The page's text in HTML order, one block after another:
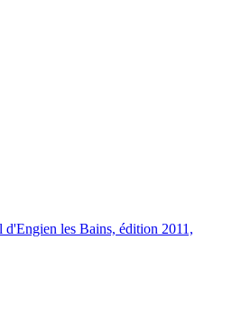
les Bains, édition 2011,